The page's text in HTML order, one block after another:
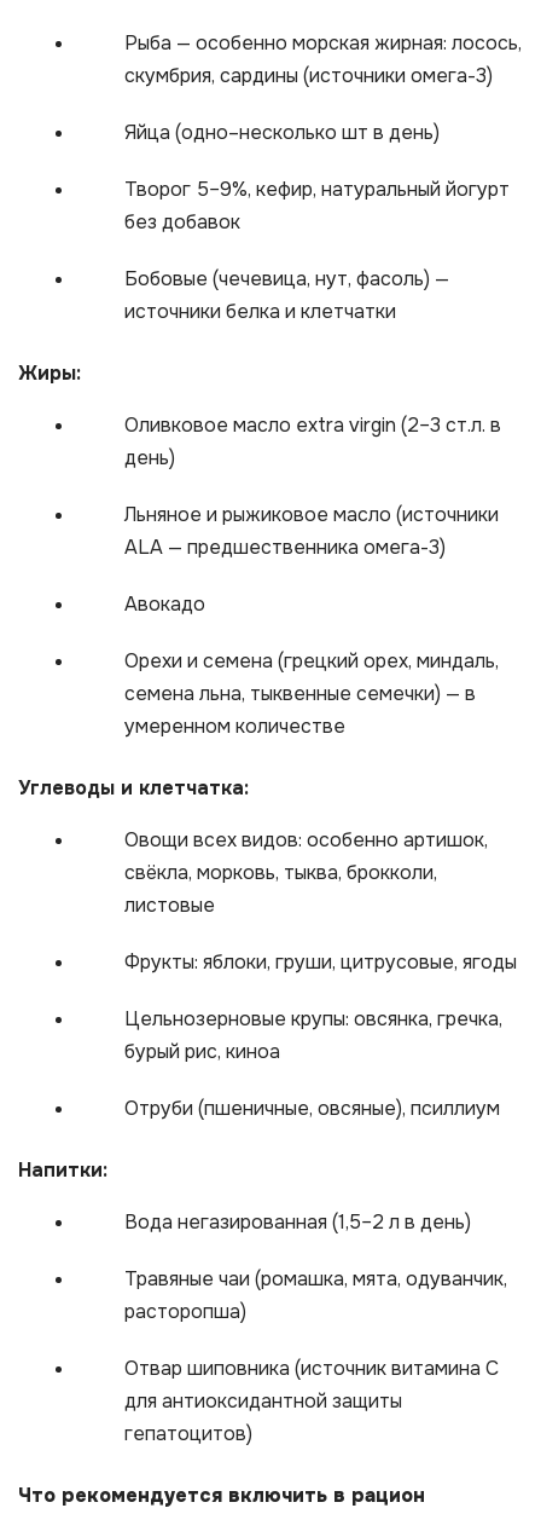
Рыба — особенно морская жирная: лосось,
скумбрия, сардины (источники омега-3)
Яйца (одно–несколько шт в день)
Творог 5–9%, кефир, натуральный йогурт
без добавок
Бобовые (чечевица, нут, фасоль) —
источники белка и клетчатки
Жиры:
Оливковое масло extra virgin (2–3 ст.л. в
день)
Льняное и рыжиковое масло (источники
ALA — предшественника омега-3)
Авокадо
Орехи и семена (грецкий орех, миндаль,
семена льна, тыквенные семечки) — в
умеренном количестве
Углеводы и клетчатка:
Овощи всех видов: особенно артишок,
свёкла, морковь, тыква, брокколи,
листовые
Фрукты: яблоки, груши, цитрусовые, ягоды
Цельнозерновые крупы: овсянка, гречка,
бурый рис, киноа
Отруби (пшеничные, овсяные), псиллиум
Напитки:
Вода негазированная (1,5–2 л в день)
Травяные чаи (ромашка, мята, одуванчик,
расторопша)
Отвар шиповника (источник витамина С
для антиоксидантной защиты
гепатоцитов)
Что рекомендуется включить в рацион